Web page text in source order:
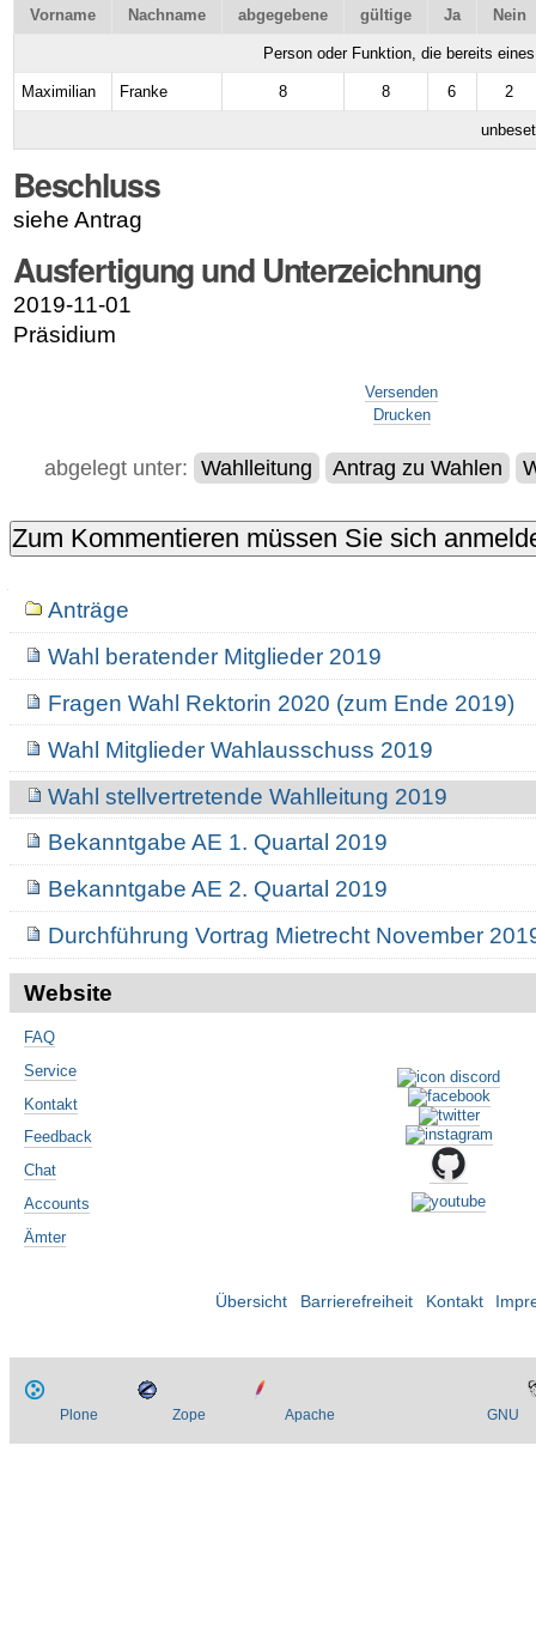
Vorname Nachname abgegebene gültige Ja Nein
Person oder Funktion, die bereits
Maximilian Franke 8 8 6 2
Beschluss
siehe Antrag
Ausfertigung und Unterzeichnung
2019-11-01
Präsidium
Versenden
Drucken
abgelegt unter: Wahlleitung Antrag zu Wahlen
NavigationAnträge
Wahl beratender Mitglieder 2019
Fragen Wahl Rektorin 2020 (zum Ende 2019)
Wahl Mitglieder Wahlausschuss 2019
Wahl stellvertretende Wahlleitung 2019
Bekanntgabe AE 1. Quartal 2019
Bekanntgabe AE 2. Quartal 2019
Durchführung Vortrag Mietrecht November
Website
FAQ
Service
Kontakt
Feedback
Chat
Accounts
Ämter
Übersicht Barrierefreiheit Kontakt
Plone Zope Apache GNU